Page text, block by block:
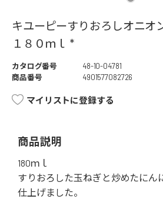
キユーピーすりおろしオニ
１８０ｍｌ *
カタログ番号
48-10-04781
商品番号
4901577082726
マイリストに登録する
商品説明
180ｍｌ
すりおろした玉ねぎと炒めたにん
仕上げました。